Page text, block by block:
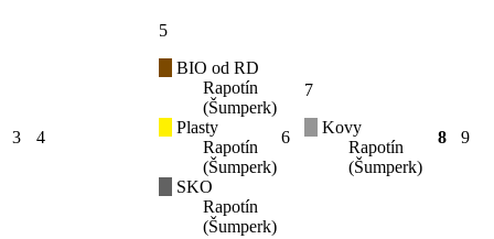
3 4
5
BIO od RD
Rapotín
(Šumperk)
Plasty
Rapotín
(Šumperk)
SKO
Rapotín
(Šumperk)
6
7
Kovy
Rapotín
(Šumperk)
8 9